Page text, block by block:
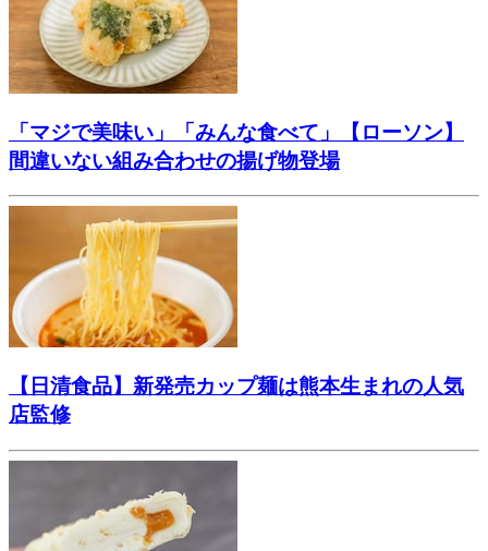
「マジで美味い」「みんな食べて」【ローソン】
間違いない組み合わせの揚げ物登場
【日清食品】新発売カップ麺は熊本生まれの人気
店監修